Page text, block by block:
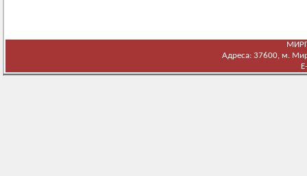
Адреса: 37600, м.